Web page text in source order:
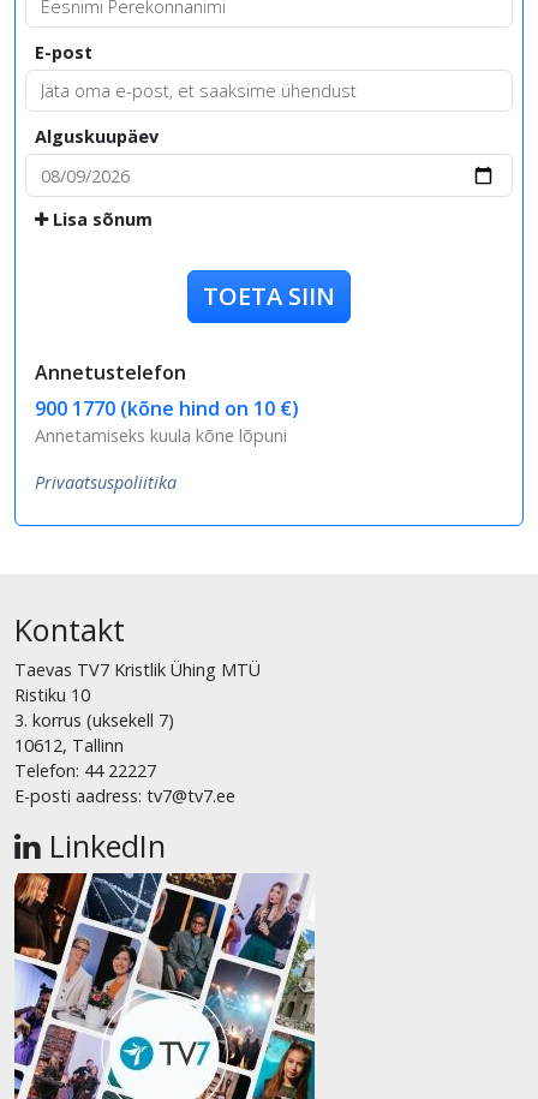
E-post
Alguskuupäev
Lisa sõnum
TOETA SIIN
Annetustelefon
900 1770 (kõne hind on 10 €)
Annetamiseks kuula kõne lõpuni
Privaatsuspoliitika
Kontakt
Taevas TV7 Kristlik Ühing MTÜ
Ristiku 10
3. korrus (uksekell 7)
10612, Tallinn
Telefon: 44 22227
E-posti aadress: tv7@tv7.ee
LinkedIn